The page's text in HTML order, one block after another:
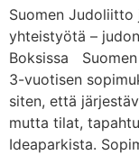
Suomen Judoliitto
yhteistyötä –
Boksissa
3-vuotisen
siten, että
mutta tilat,
Ideaparkista.